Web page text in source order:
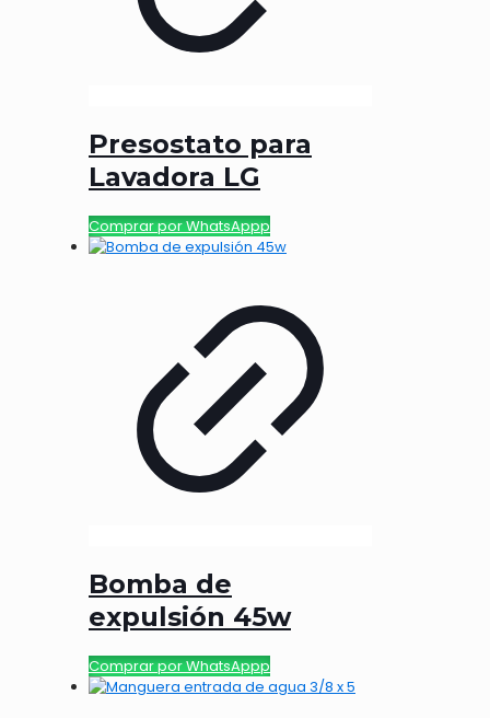
Presostato para
Lavadora LG
Comprar por WhatsAppp
Bomba de
expulsión 45w
Comprar por WhatsAppp